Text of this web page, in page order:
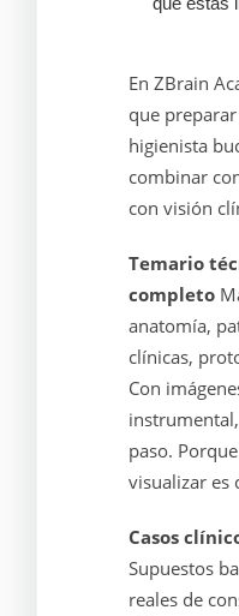
En ZBrain
que
higienista
combinar
con visión
Temario
completo
anatomía,
clínicas,
Con
paso.
visualizar es
Casos
Supuestos
reales de